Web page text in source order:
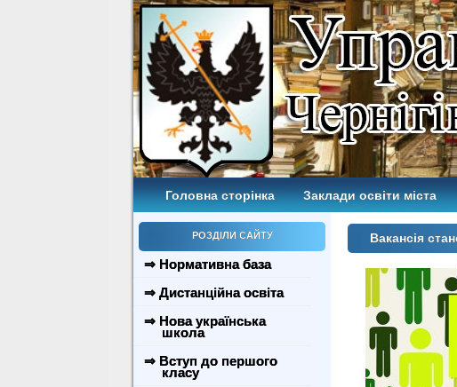
Головна сторінка Заклади освіти міста
РОЗДІЛИ САЙТУ
⇒ Нормативна база
⇒ Дистанційна освіта
⇒ Нова українська
школа
⇒ Вступ до першого
класу
Вакансія